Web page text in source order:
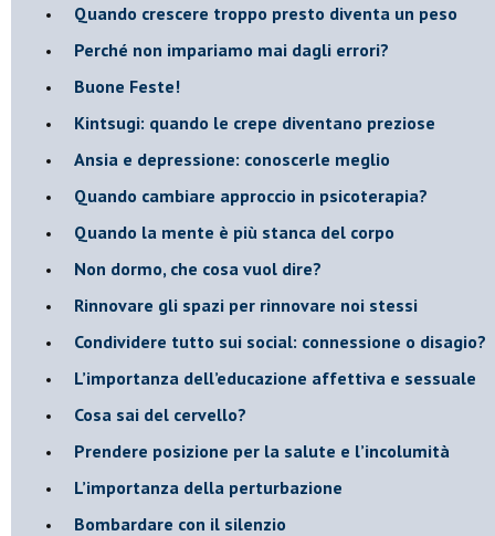
​Quando crescere troppo presto diventa un peso
​Perché non impariamo mai dagli errori?
​Buone Feste!
​Kintsugi: quando le crepe diventano preziose
Ansia e depressione: conoscerle meglio
Quando cambiare approccio in psicoterapia?
​Quando la mente è più stanca del corpo
Non dormo, che cosa vuol dire?
​Rinnovare gli spazi per rinnovare noi stessi
​Condividere tutto sui social: connessione o disagio?
​L’importanza dell’educazione affettiva e sessuale
​Cosa sai del cervello?
Prendere posizione per la salute e l’incolumità
L’importanza della perturbazione
​Bombardare con il silenzio